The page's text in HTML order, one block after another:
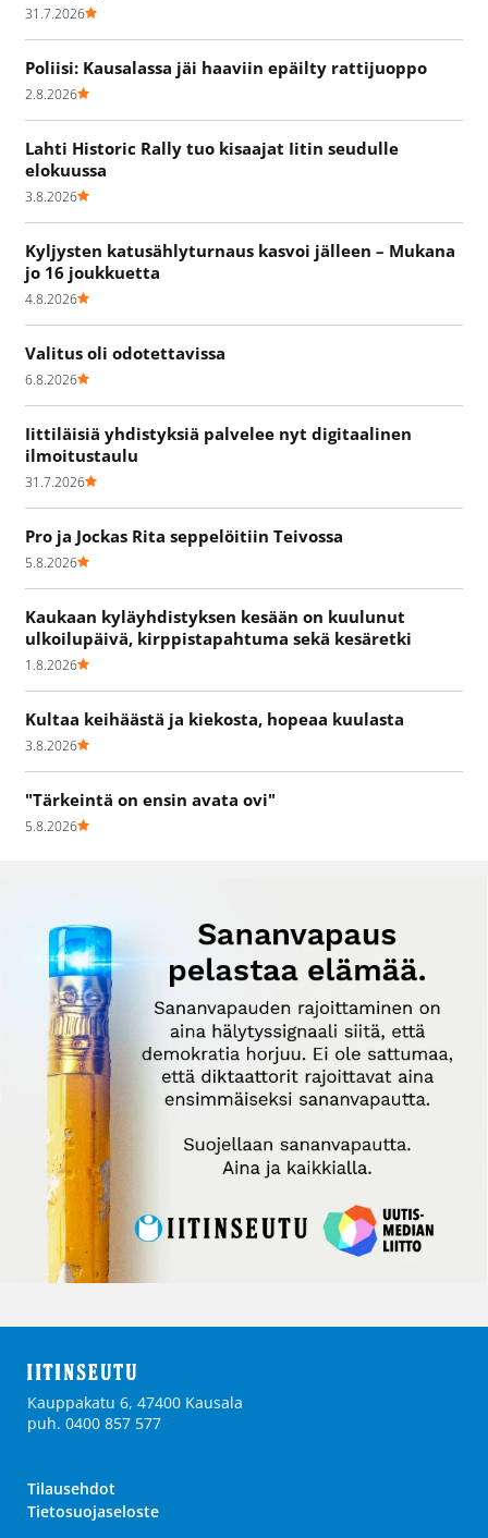
31.7.2026
Poliisi: Kausalassa jäi haaviin epäilty rattijuoppo
2.8.2026
Lahti Historic Rally tuo kisaajat Iitin seudulle
elokuussa
3.8.2026
Kyljysten katusählyturnaus kasvoi jälleen – Mukana
jo 16 joukkuetta
4.8.2026
Valitus oli odotettavissa
6.8.2026
Iittiläisiä yhdistyksiä palvelee nyt digitaalinen
ilmoitustaulu
31.7.2026
Pro ja Jockas Rita seppelöitiin Teivossa
5.8.2026
Kaukaan kyläyhdistyksen kesään on kuulunut
ulkoilupäivä, kirppistapahtuma sekä kesäretki
1.8.2026
Kultaa keihäästä ja kiekosta, hopeaa kuulasta
3.8.2026
"Tärkeintä on ensin avata ovi"
5.8.2026
Kauppakatu 6, 47400 Kausala
puh. 0400 857 577
Tilausehdot
Tietosuojaseloste